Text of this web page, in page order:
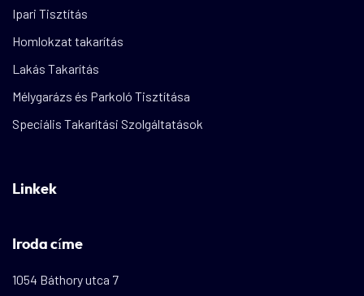
Ipari Tisztítás
Homlokzat takarítás
Lakás Takarítás
Mélygarázs és Parkoló Tisztítása
Speciális Takarítási Szolgáltatások
Linkek
Iroda címe
1054 Báthory utca 7